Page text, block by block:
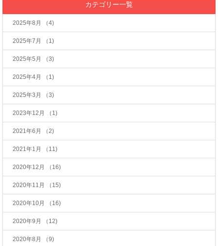
カテゴリー一覧
2025年8月 （4)
2025年7月 （1)
2025年5月 （3)
2025年4月 （1)
2025年3月 （3)
2023年12月 （1)
2021年6月 （2)
2021年1月 （11)
2020年12月 （16)
2020年11月 （15)
2020年10月 （16)
2020年9月 （12)
2020年8月 （9)